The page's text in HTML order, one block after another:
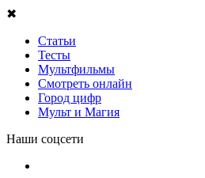
✖
Статьи
Тесты
Мультфильмы
Смотреть онлайн
Город цифр
Мульт и Магия
Наши соцсети